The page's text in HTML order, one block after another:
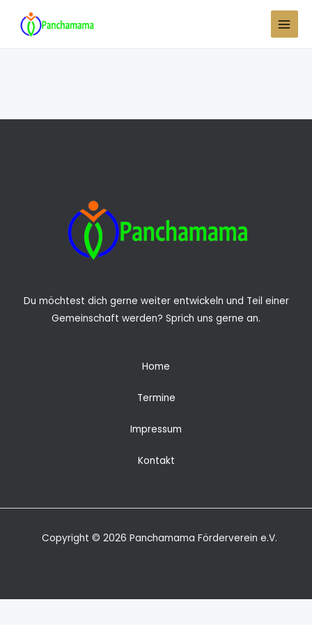
Inhalt
Du möchtest dich gerne weiter entwickeln und Teil einer
Gemeinschaft werden? Sprich uns gerne an.
Home
Termine
Impressum
Kontakt
Copyright © 2026 Panchamama Förderverein e.V.